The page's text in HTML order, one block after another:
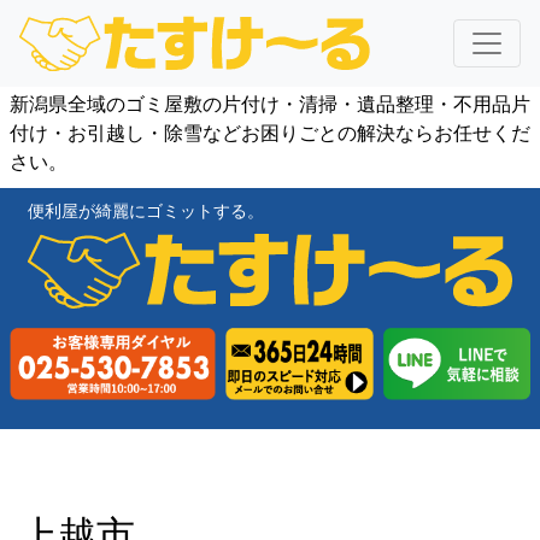
新潟県全域のゴミ屋敷の片付け・清掃・遺品整理・不用品片
付け・お引越し・除雪などお困りごとの解決ならお任せくだ
さい。
便利屋が綺麗にゴミットする。